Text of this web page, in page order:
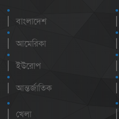
বাংলাদেশ
আমেরিকা
ইউরোপ
আন্তর্জাতিক
খেলা